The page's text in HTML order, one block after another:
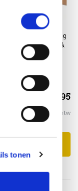
tonen
Montagelevering
- Extra gemak &
geen afval
€2.103,95
6 delig
Incl. btw